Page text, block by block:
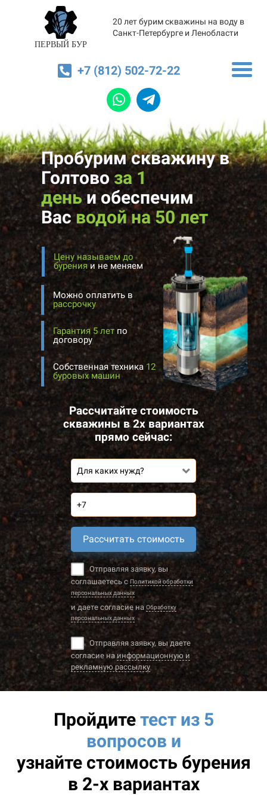
ПЕРВЫЙ БУР
20 лет бурим скважины на воду в
Санкт-Петербурге и Ленобласти
+7 (812) 502-72-22
Пробурим скважину в
Голтовоза 1
деньиобеспечим
Васводой на 50 лет
Цену называем до
буренияи не меняем
Собственная техника 12
буровых машин
Можно оплатить в
рассрочку
Рассчитайте стоимость
скважины в 2х вариантах
прямо сейчас:
Для каких нужд?
Рассчитать стоимость
Отправляя заявку, вы
соглашаетесь с Политикой обработки
персональных данных
и даете согласие на Обработку
персональных данных
Отправляя заявку, вы даете
согласие наинформационную и
рекламную рассылку
Гарантия 5 лет по
договору
Пройдитетест из 5
вопросов и
узнайте стоимость бурения
в 2-х вариантах